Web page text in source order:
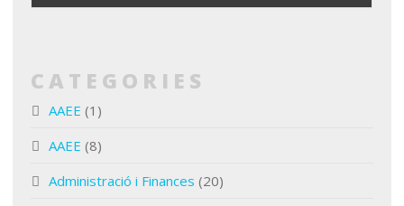
CATEGORIES
AAEE (1)
AAEE (8)
Administració i Finances (20)